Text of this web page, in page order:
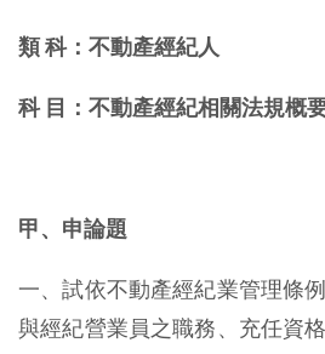
類 科：不動產經紀人
科 目：不動產經紀相關法規概
甲、申論題
一、試依不動產經紀業管理條
與經紀營業員之職務、充任資